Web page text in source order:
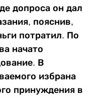
допроса он дал
пояснив,
потратил. По
начато
В
избрана
принуждения в